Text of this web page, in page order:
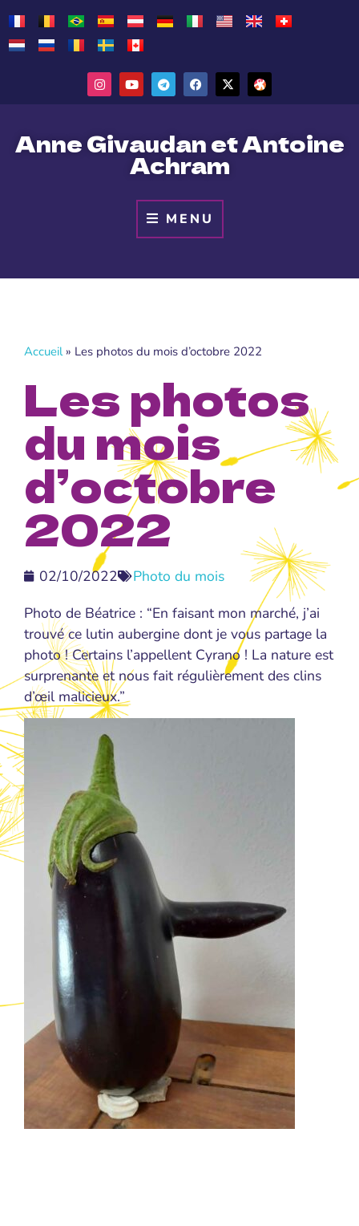
Anne Givaudan et Antoine
Achram
MENU
Accueil» Les photos du mois d’octobre 2022
Les photos
du mois
d’octobre
2022
02/10/2022
Photo du mois
Photo de Béatrice : “En faisant mon marché, j’ai
trouvé ce lutin aubergine dont je vous partage la
photo ! Certains l’appellent Cyrano ! La nature est
surprenante et nous fait régulièrement des clins
d’œil malicieux.”